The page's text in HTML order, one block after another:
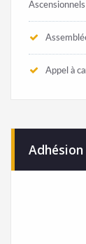
Appel à